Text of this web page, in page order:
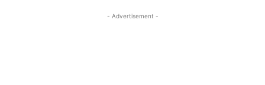
- Advertisement -